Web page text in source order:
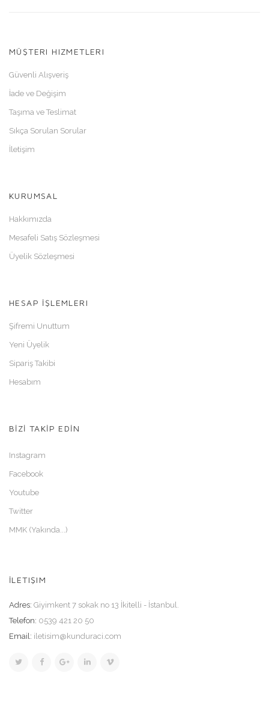
MÜŞTERI HIZMETLERI
Güvenli Alışveriş
İade ve Değişim
Taşıma ve Teslimat
Sıkça Sorulan Sorular
İletişim
KURUMSAL
Hakkımızda
Mesafeli Satış Sözleşmesi
Üyelik Sözleşmesi
HESAP İŞLEMLERI
Şifremi Unuttum
Yeni Üyelik
Sipariş Takibi
Hesabım
BİZİ TAKİP EDİN
Instagram
Facebook
Youtube
Twitter
MMK (Yakında...)
İLETIŞIM
Adres: Giyimkent 7 sokak no 13 İkitelli - İstanbul.
Telefon: 0539 421 20 50
Email: iletisim@kunduraci.com